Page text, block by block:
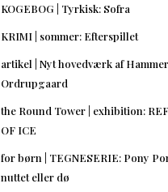
KOGEBOG | Tyrkisk: Sofra
KRIMI | sommer: Efterspillet
artikel | Nyt hovedværk af
Ordrupgaard
the Round Tower | exhibition:
OF ICE
for børn | TEGNESERIE: Pony
nuttet eller dø